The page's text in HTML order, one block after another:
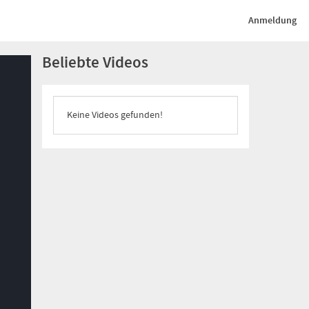
Anmeldung
Beliebte Videos
Keine Videos gefunden!